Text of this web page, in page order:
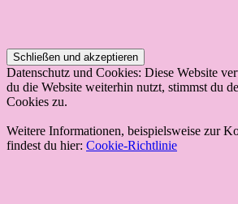
Datenschutz und Cookies: Diese Website
du die Website weiterhin nutzt, stimmst du
Cookies zu.
Weitere Informationen, beispielsweise zur
findest du hier: Cookie-Richtlinie